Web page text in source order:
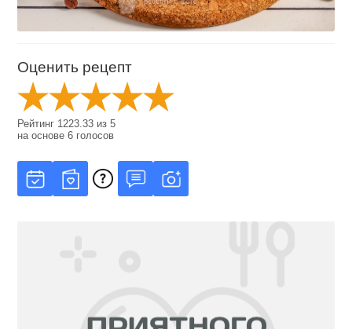
Оценить рецепт
Рейтинг 1223.33 из5
на основе6 голосов